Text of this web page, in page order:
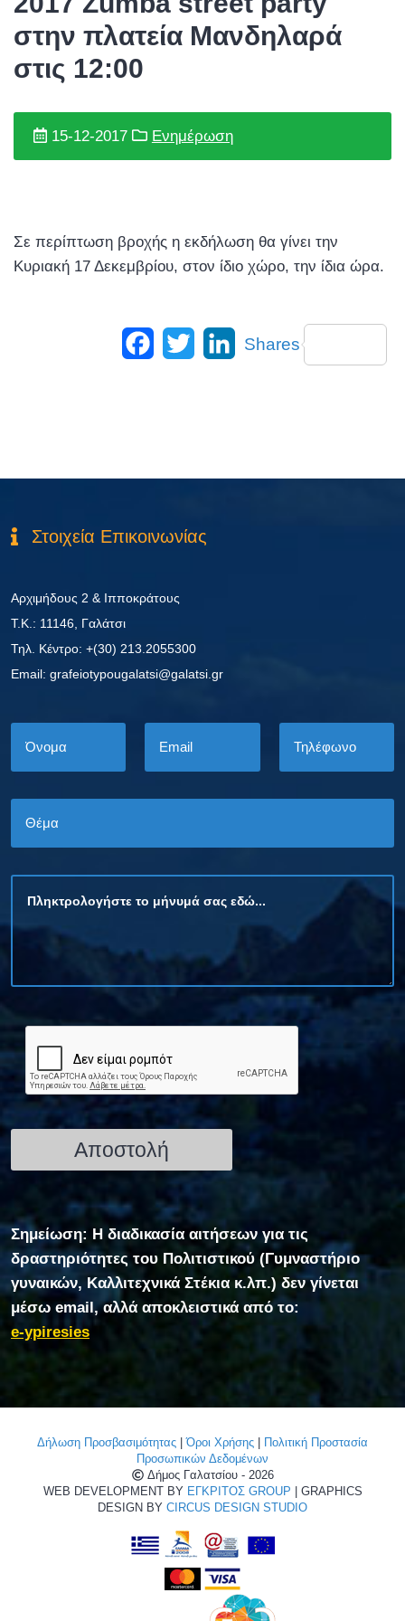
στην πλατεία Μανδηλαρά
στις 12:00
15-12-2017 Ενημέρωση
Σε περίπτωση βροχής η εκδήλωση θα γίνει την
Κυριακή 17 Δεκεμβρίου, στον ίδιο χώρο, την ίδια ώρα.
Facebook
Twitter LinkedIn
Shares
Στοιχεία Επικοινωνίας
Αρχιμήδους 2 & Ιπποκράτους
Τ.Κ.: 11146, Γαλάτσι
Τηλ. Κέντρο: +(30) 213.2055300
Εmail: grafeiotypougalatsi@galatsi.gr
Σημείωση: Η διαδικασία αιτήσεων για τις
δραστηριότητες του Πολιτιστικού (Γυμναστήριο
γυναικών, Καλλιτεχνικά Στέκια κ.λπ.) δεν γίνεται
μέσω email, αλλά αποκλειστικά από το:
e-ypiresies
Δήλωση Προσβασιμότητας |Όροι Χρήσης
Πολιτική Προστασία
Προσωπικών Δεδομένων
Δήμος Γαλατσίου - 2026
WEB DEVELOPMENT BY ΕΓΚΡΙΤΟΣ GROUP | GRAPHICS
DESIGN BY CIRCUS DESIGN STUDIO